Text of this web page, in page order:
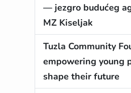
— jezgro budućeg
MZ Kiseljak
Tuzla Community
empowering young
shape their future